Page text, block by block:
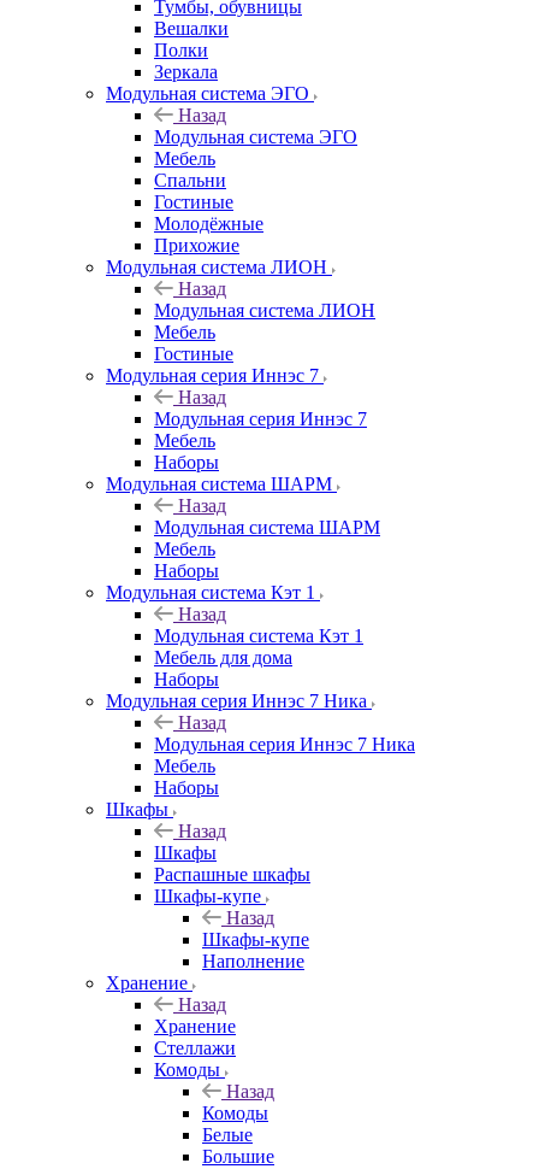
Тумбы, обувницы
Вешалки
Полки
Зеркала
Модульная система ЭГО
Назад
Модульная система ЭГО
Мебель
Спальни
Гостиные
Молодёжные
Прихожие
Модульная система ЛИОН
Назад
Модульная система ЛИОН
Мебель
Гостиные
Модульная серия Иннэс 7
Назад
Модульная серия Иннэс 7
Мебель
Наборы
Модульная система ШАРМ
Назад
Модульная система ШАРМ
Мебель
Наборы
Модульная система Кэт 1
Назад
Модульная система Кэт 1
Мебель для дома
Наборы
Модульная серия Иннэс 7 Ника
Назад
Модульная серия Иннэс 7 Ника
Мебель
Наборы
Шкафы
Назад
Шкафы
Распашные шкафы
Шкафы-купе
Назад
Шкафы-купе
Наполнение
Хранение
Назад
Хранение
Стеллажи
Комоды
Назад
Комоды
Белые
Большие